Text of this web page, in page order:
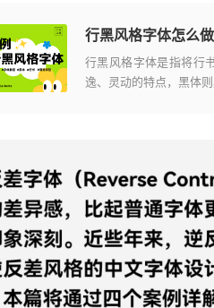
行黑风格字体怎么
行黑风格字体是指将行
逸、灵动的特点，黑体